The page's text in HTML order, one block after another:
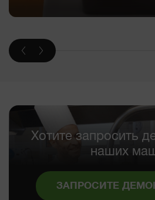
Хотите запросить
наших
ЗАПРОСИТЕ